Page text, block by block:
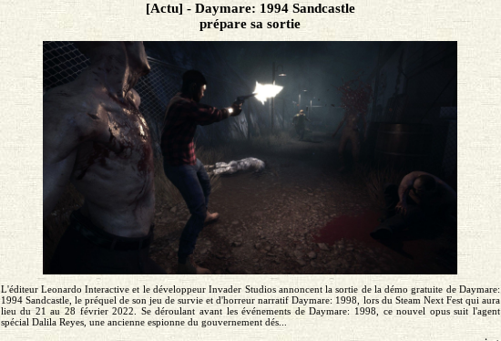
[Actu] - Daymare: 1994 Sandcastle
prépare sa sortie
L'éditeur Leonardo Interactive et le développeur Invader Studios annoncent la sortie de la démo gratuite de Daymare:
1994 Sandcastle, le préquel de son jeu de survie et d'horreur narratif Daymare: 1998, lors du Steam Next Fest qui aura
lieu du 21 au 28 février 2022. Se déroulant avant les événements de Daymare: 1998, ce nouvel opus suit l'agent
spécial Dalila Reyes, une ancienne espionne du gouvernement dés...